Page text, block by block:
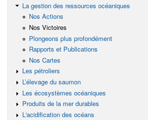
La gestion des ressources océaniques
Nos Actions
Nos Victoires
Plongeons plus profondément
Rapports et Publications
Nos Cartes
Les pétroliers
L’élevage du saumon
Les écosystèmes océaniques
Produits de la mer durables
L'acidification des océans